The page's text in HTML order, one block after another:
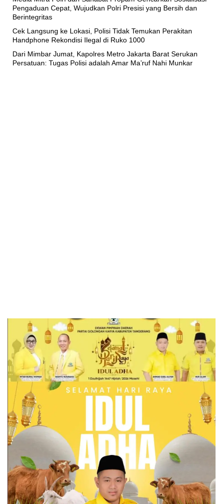
Pengaduan Cepat, Wujudkan Polri Presisi yang Bersih dan
Berintegritas
Cek Langsung ke Lokasi, Polisi Tidak Temukan Perakitan
Handphone Rekondisi Ilegal di Ruko 1000
Dari Mimbar Jumat, Kapolres Metro Jakarta Barat Serukan
Persatuan: Tugas Polisi adalah Amar Ma’ruf Nahi Munkar